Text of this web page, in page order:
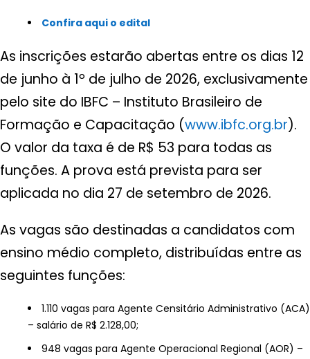
Confira aqui o edital
As inscrições estarão abertas entre os dias 12
de junho à 1º de julho de 2026, exclusivamente
pelo site do IBFC – Instituto Brasileiro de
Formação e Capacitação (www.ibfc.org.br).
O valor da taxa é de R$ 53 para todas as
funções. A prova está prevista para ser
aplicada no dia 27 de setembro de 2026.
As vagas são destinadas a candidatos com
ensino médio completo, distribuídas entre as
seguintes funções:
1.110 vagas para Agente Censitário Administrativo (ACA)
– salário de R$ 2.128,00;
948 vagas para Agente Operacional Regional (AOR) –